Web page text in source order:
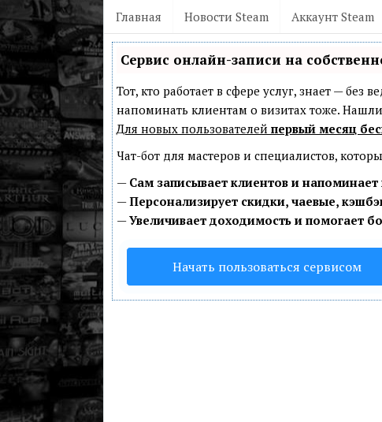
Главная Новости Steam Аккаунт Steam
Сервис онлайн-записи на
Тот, кто работает в сфере услуг, знает —
напоминать клиентам о визитах тоже.
Для новых пользователей первый месяц
Чат-бот для мастеров и специалистов,
— Сам записывает клиентов и
—Персонализирует скидки, чаевые,
—Увеличивает доходимость и помогает
Начать пользоваться сервисом